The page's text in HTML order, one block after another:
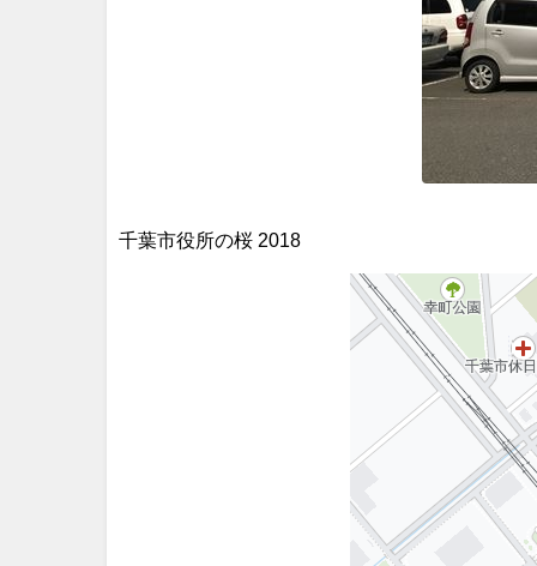
千葉市役所の桜 2018